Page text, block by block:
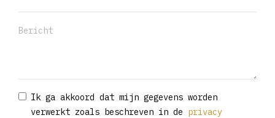
Ik ga akkoord dat mijn gegevens worden
verwerkt zoals beschreven in de privacy